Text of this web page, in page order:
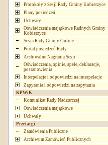
Protokoły z Sesji Rady Gminy Kobierzyce
Plany posiedzeń
Uchwały
Oświadczenia majątkowe Radnych Gminy
Kobierzyce
Sesja Rady Gminy Online
Portal posiedzeń Rady
Archiwalne Nagrania Sesji
Oświadczenia, opinie, apele, deklaracje,
postanowienia
Interpelacje i odpowiedzi na interpelacje
Zapytania i odpowiedzi na zapytania
KPWiK
Komunikat Rady Nadzorczej
Oświadczenia majątkowe
Uchwały
Przetargi
Zamówienia Publiczne
Archiwum Zamówień Publicznych